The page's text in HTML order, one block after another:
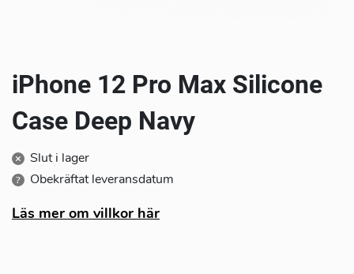
Kontakta oss
Om oss
iPhone 12 Pro Max Silicone
Case Deep Navy
Slut i lager
Obekräftat leveransdatum
Läs mer om villkor här